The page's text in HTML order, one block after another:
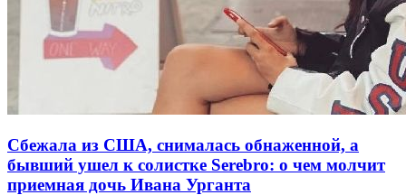
Сбежала из США, снималась обнаженной, а
бывший ушел к солистке Serebro: о чем молчит
приемная дочь Ивана Урганта